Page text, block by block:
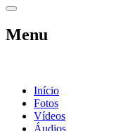
Menu
Início
Fotos
Vídeos
Áudios